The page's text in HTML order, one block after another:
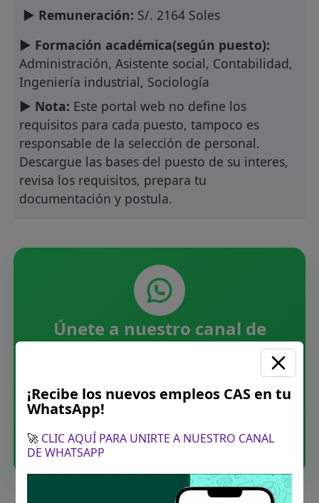
► Remuneración: S/. 2164 Soles
► Formación académica(según puesto):
Administración, Asistente social, Contabilidad,
Ingeniería industrial, Sociología
► Nota: Este portal web no define los
requisitos para cada puesto, tampoco es
responsable de la selección de personal.
Descargue las bases del puesto de su interes,
revisa los requisitos, prepara tu
documentación y postula.
Únete a nuestro canal de
Recibe las últimas convocatorias CAS,
directamente en tu WhatsApp. Sin spam.
Unirme ahora
¡Recibe los nuevos empleos CAS en tu
WhatsApp!
🚀 CLIC AQUÍ PARA UNIRTE A NUESTRO CANAL
DE WHATSAPP